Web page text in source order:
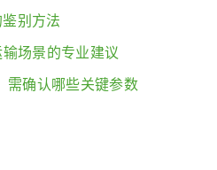
别方法
场景的专业建议
需确认哪些关键参数